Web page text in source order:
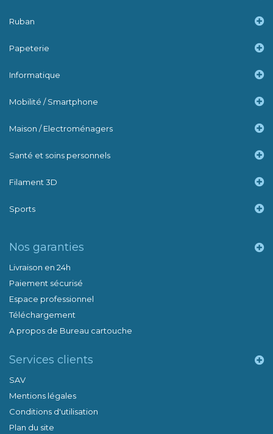
Ruban
Papeterie
Informatique
Mobilité / Smartphone
Maison / Electroménagers
Santé et soins personnels
Filament 3D
Sports
Nos garanties
Livraison en 24h
Paiement sécurisé
Espace professionnel
Téléchargement
A propos de Bureau cartouche
Services clients
SAV
Mentions légales
Conditions d'utilisation
Plan du site